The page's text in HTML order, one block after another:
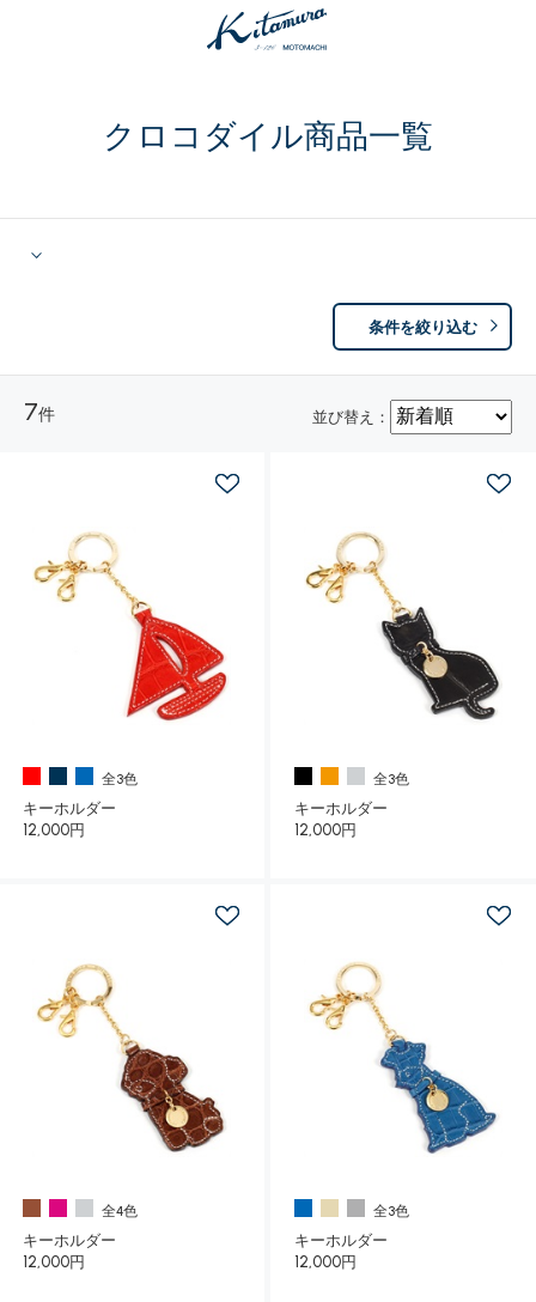
クロコダイル商品一覧
条件を絞り込む
7件 並び替え：
全3色
キーホルダー
12,000円
全3色
キーホルダー
12,000円
全4色
キーホルダー
12,000円
全3色
キーホルダー
12,000円